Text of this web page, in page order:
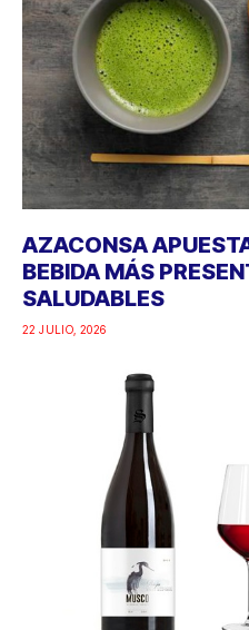
AZACONSA
BEBIDA MÁS
SALUDABLES
22 JULIO, 2026